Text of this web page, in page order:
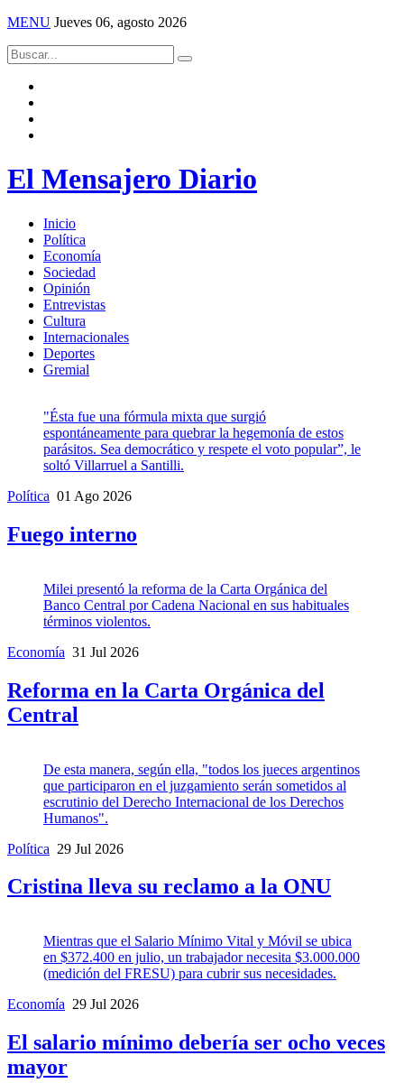
MENU Jueves 06, agosto 2026
El Mensajero Diario
Inicio
Política
Economía
Sociedad
Opinión
Entrevistas
Cultura
Internacionales
Deportes
Gremial
"Ésta fue una fórmula mixta que surgió
espontáneamente para quebrar la hegemonía de estos
parásitos. Sea democrático y respete el voto popular”, le
soltó Villarruel a Santilli.
Política 01 Ago 2026
Fuego interno
Milei presentó la reforma de la Carta Orgánica del
Banco Central por Cadena Nacional en sus habituales
términos violentos.
Economía 31 Jul 2026
Reforma en la Carta Orgánica del
Central
De esta manera, según ella, "todos los jueces argentinos
que participaron en el juzgamiento serán sometidos al
escrutinio del Derecho Internacional de los Derechos
Humanos".
Política 29 Jul 2026
Cristina lleva su reclamo a la ONU
Mientras que el Salario Mínimo Vital y Móvil se ubica
en $372.400 en julio, un trabajador necesita $3.000.000
(medición del FRESU) para cubrir sus necesidades.
Economía 29 Jul 2026
El salario mínimo debería ser ocho veces
mayor